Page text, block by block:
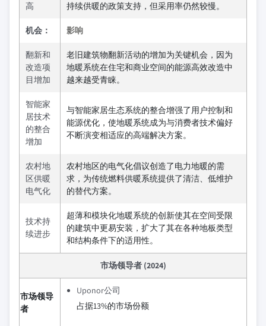
高
持续供暖的政策支持，但采用率仍然较慢。
机会： 影响
翻新和
改造项
目增加
老旧建筑物翻新活动的增加为关键机会，因为
地暖系统在住宅和商业空间的能源高效改造中
越来越受青睐。
智能家
居技术
的整合
增加
与智能家居生态系统的整合增强了用户控制和
能源优化，使地暖系统成为与消费者技术偏好
不断演变相适应的高端解决方案。
农村地
区供暖
电气化
农村地区的电气化倡议创造了电力地暖的需
求，为传统燃料供暖系统提供了清洁、低维护
的替代方案。
技术持
续进步
超薄和模块化地暖系统的创新使其在空间受限
的建筑中更易安装，扩大了其在各种地板类型
和结构条件下的适用性。
市场领导者 (2024)
市场领导
者
Uponor公司
占据13%的市场份额